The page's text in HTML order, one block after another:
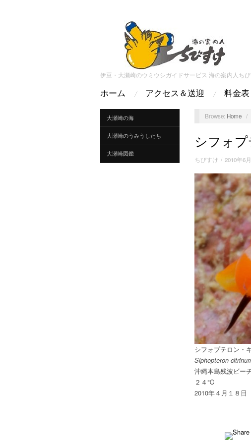
伊豆・大瀬崎のウミウシガイドサービス 海の案内人ち
ホーム アクセス＆送迎 料金表
大瀬崎の海
大瀬崎のうみうしたち
大瀬崎図鑑
Browse: Home /
シフォ
ちびすけ / 2010年6
シフォプテロン・
Siphopteron
沖縄本島残波ビ
２４℃
2010年４月１８日